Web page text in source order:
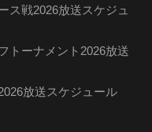
ス戦2026放送スケジュ
トーナメント2026放送
放送スケジュール